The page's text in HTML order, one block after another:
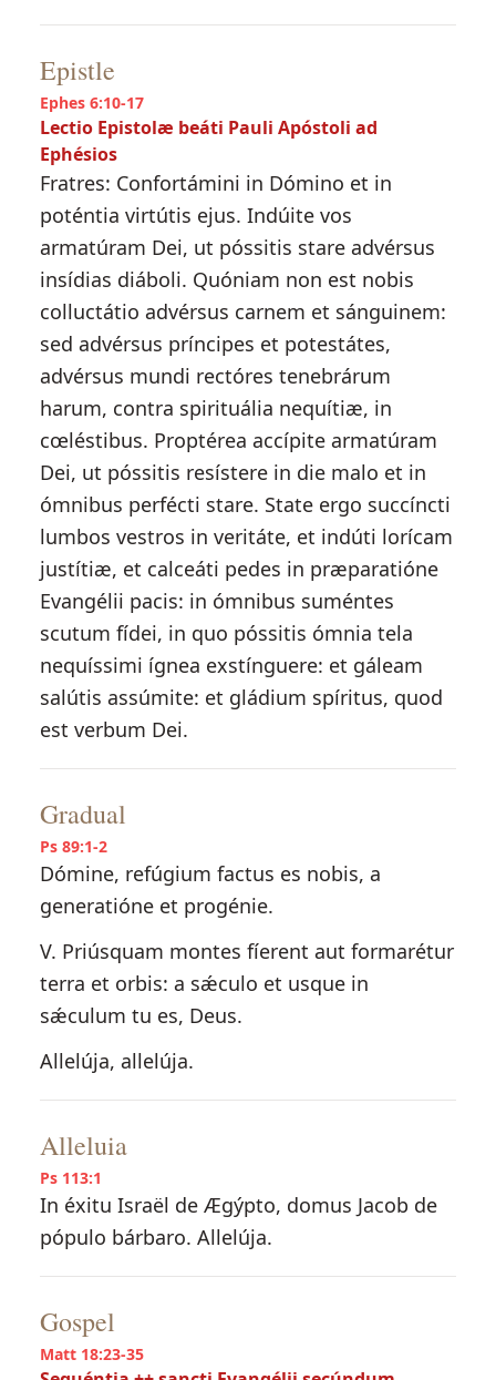
Epistle
Ephes 6:10-17
Lectio Epistolæ beáti Pauli Apóstoli ad
Ephésios
Fratres: Confortámini in Dómino et in
poténtia virtútis ejus. Indúite vos
armatúram Dei, ut póssitis stare advérsus
insídias diáboli. Quóniam non est nobis
colluctátio advérsus carnem et sánguinem:
sed advérsus príncipes et potestátes,
advérsus mundi rectóres tenebrárum
harum, contra spirituália nequítiæ, in
cœléstibus. Proptérea accípite armatúram
Dei, ut póssitis resístere in die malo et in
ómnibus perfécti stare. State ergo succíncti
lumbos vestros in veritáte, et indúti lorícam
justítiæ, et calceáti pedes in præparatióne
Evangélii pacis: in ómnibus suméntes
scutum fídei, in quo póssitis ómnia tela
nequíssimi ígnea exstínguere: et gáleam
salútis assúmite: et gládium spíritus, quod
est verbum Dei.
Gradual
Ps 89:1-2
Dómine, refúgium factus es nobis, a
generatióne et progénie.
V. Priúsquam montes fíerent aut formarétur
terra et orbis: a sǽculo et usque in
sǽculum tu es, Deus.
Allelúja, allelúja.
Alleluia
Ps 113:1
In éxitu Israël de Ægýpto, domus Jacob de
pópulo bárbaro. Allelúja.
Gospel
Matt 18:23-35